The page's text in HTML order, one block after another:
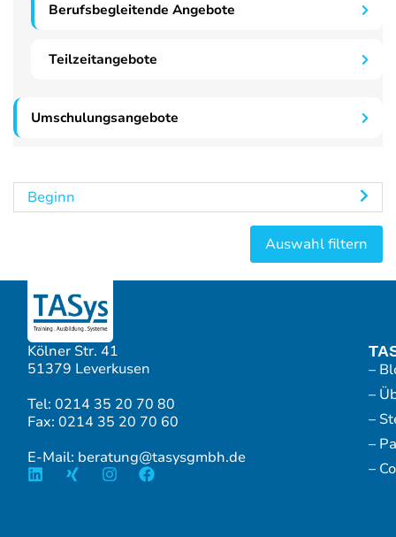
Berufsbegleitende Angebote
Teilzeitangebote
Umschulungsangebote
Beginn
Kölner Str. 41
51379 Leverkusen
Tel: 0214 35 20 70 80
Fax: 0214 35 20 70 60
E-Mail: beratung@tasysgmbh.de
–
–
–
–
–